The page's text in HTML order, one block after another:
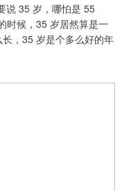
说 35 岁，哪怕是 55
时候，35 岁居然算是一
，35 岁是个多么好的年